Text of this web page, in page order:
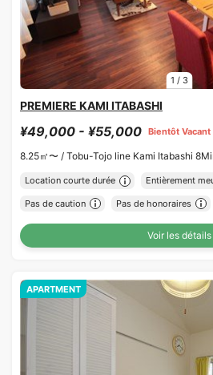
1 / 3
PREMIERE KAMI ITABASHI
¥49,000 - ¥55,000 Bientôt Vacant
8.25㎡〜 / Tobu-Tojo line Kami Itabashi
Location courte durée Entièrement
Pas de caution Pas de honoraires
Voir les détails
APARTMENT